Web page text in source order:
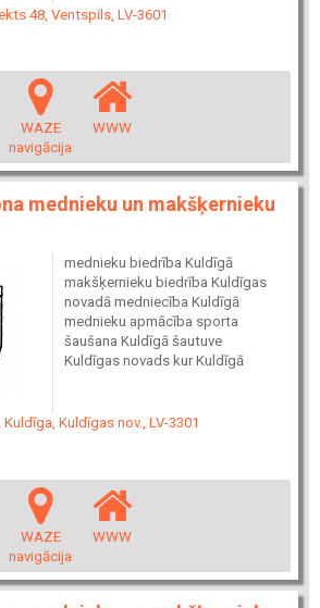
48, Ventspils, LV-3601
WAZE
navigācija
WWW
mednieku un makšķernieku
mednieku biedrība Kuldīgā
makšķernieku biedrība Kuldīgas
novadā medniecība Kuldīgā
mednieku apmācība sporta
šaušana Kuldīgā šautuve
Kuldīgas novads kur Kuldīgā
Kuldīgas nov., LV-3301
WAZE
navigācija
WWW